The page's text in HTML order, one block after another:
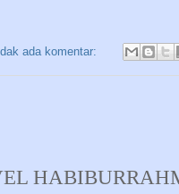
ada komentar: